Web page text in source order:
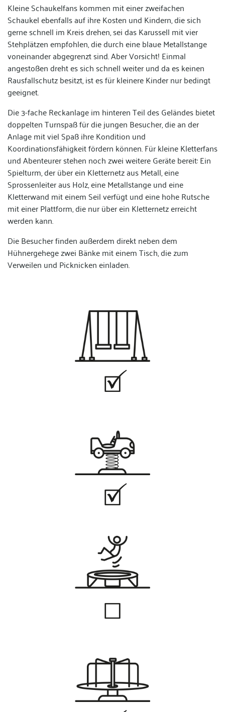
Kleine Schaukelfans kommen mit einer zweifachen
Schaukel ebenfalls auf ihre Kosten und Kindern, die sich
gerne schnell im Kreis drehen, sei das Karussell mit vier
Stehplätzen empfohlen, die durch eine blaue Metallstange
voneinander abgegrenzt sind. Aber Vorsicht! Einmal
angestoßen dreht es sich schnell weiter und da es keinen
Rausfallschutz besitzt, ist es für kleinere Kinder nur bedingt
geeignet.
Die 3-fache Reckanlage im hinteren Teil des Geländes bietet
doppelten Turnspaß für die jungen Besucher, die an der
Anlage mit viel Spaß ihre Kondition und
Koordinationsfähigkeit fördern können. Für kleine Kletterfans
und Abenteurer stehen noch zwei weitere Geräte bereit: Ein
Spielturm, der über ein Kletternetz aus Metall, eine
Sprossenleiter aus Holz, eine Metallstange und eine
Kletterwand mit einem Seil verfügt und eine hohe Rutsche
mit einer Plattform, die nur über ein Kletternetz erreicht
werden kann.
Die Besucher finden außerdem direkt neben dem
Hühnergehege zwei Bänke mit einem Tisch, die zum
Verweilen und Picknicken einladen.